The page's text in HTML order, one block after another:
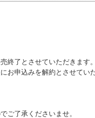
終了とさせていただきます。
お申込みを解約とさせてい
ご了承くださいませ。